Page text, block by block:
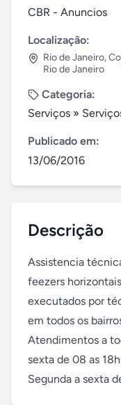
CBR - Anuncios
Localização:
Rio de Janeiro,
Rio de Janeiro
Categoria:
Serviços »
Publicado em:
13/06/2016
Descrição
Assistencia
feezers
executados por
em todos os
Atendimentos a
sexta de 08 as
Segunda a sexta